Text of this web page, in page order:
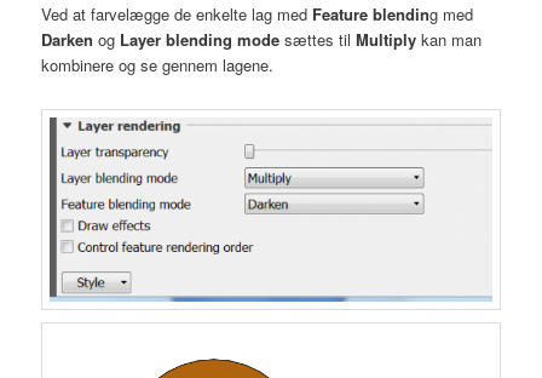
Ved at farvelægge de enkelte lag med Feature blending med
Darkenog Layer blending mode sættes tilMultiply kan man
kombinere og se gennem lagene.